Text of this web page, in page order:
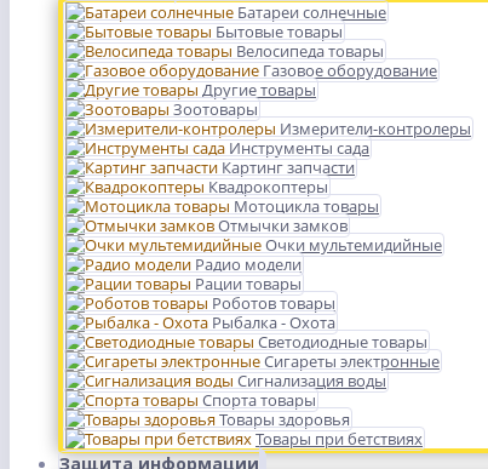
Батареи солнечные
Бытовые товары
Велосипеда товары
Газовое оборудование
Другие товары
Зоотовары
Измерители-контролеры
Инструменты сада
Картинг запчасти
Квадрокоптеры
Мотоцикла товары
Отмычки замков
Очки мультемидийные
Радио модели
Рации товары
Роботов товары
Рыбалка - Охота
Светодиодные товары
Сигареты электронные
Сигнализация воды
Спорта товары
Товары здоровья
Товары при бетствиях
Защита информации